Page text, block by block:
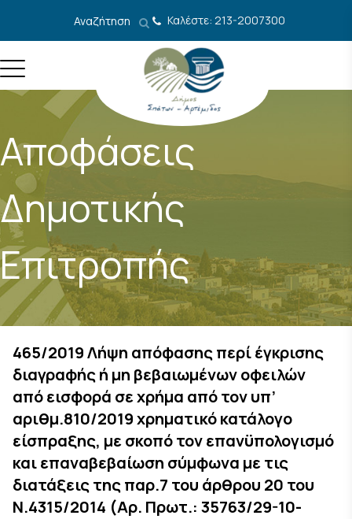
Αναζήτηση Καλέστε: 213-2007300
Αποφάσεις
Δημοτικής
Επιτροπής
465/2019 Λήψη απόφασης περί έγκρισης
διαγραφής ή μη βεβαιωμένων οφειλών
από εισφορά σε χρήμα από τον υπ’
αριθμ.810/2019 χρηματικό κατάλογο
είσπραξης, με σκοπό τον επανϋπολογισμό
και επαναβεβαίωση σύμφωνα με τις
διατάξεις της παρ.7 του άρθρου 20 του
Ν.4315/2014 (Αρ. Πρωτ.: 35763/29-10-